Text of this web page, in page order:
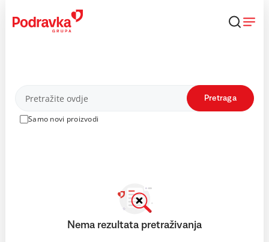
content
Proizvodi
Samo novi proizvodi
Pretraga
Nema rezultata pretraživanja